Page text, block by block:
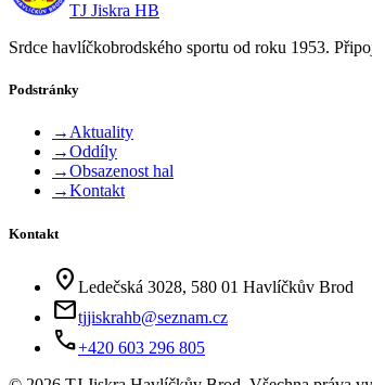
TJ Jiskra HB
Srdce havlíčkobrodského sportu od roku 1953.
Podstránky
→Aktuality
→Oddíly
→Obsazenost hal
→Kontakt
Kontakt
location_on Ledečská 3028, 580 01 Havlíčkův Brod
mailtjjiskrahb@seznam.cz
phone+420 603 296 805